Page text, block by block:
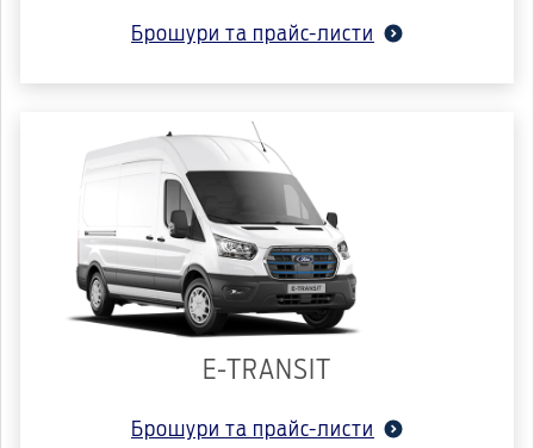
Брошури та прайс-листи
E-TRANSIT
Брошури та прайс-листи